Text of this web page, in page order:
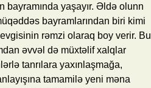
bayramında yaşayır. Əldə olunn
bayramlarından biri kimi
rəmzi olaraq boy verir. Bu
əvvəl də müxtəlif xalqlar
tanrılara yaxınlaşmağa,
tamamilə yeni məna